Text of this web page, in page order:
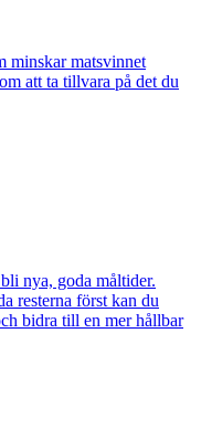
minskar matsvinnet
att ta tillvara på det du
nya, goda måltider.
resterna först kan du
bidra till en mer hållbar